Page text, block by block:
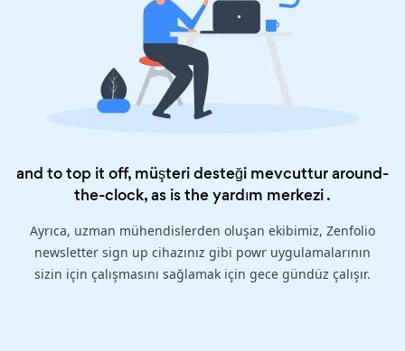
and to top it off, müşteri desteği mevcuttur around-
the-clock, as is theyardım merkezi.
Ayrıca, uzman mühendislerden oluşan ekibimiz, Zenfolio
newsletter sign up cihazınız gibi powr uygulamalarının
sizin için çalışmasını sağlamak için gece gündüz çalışır.